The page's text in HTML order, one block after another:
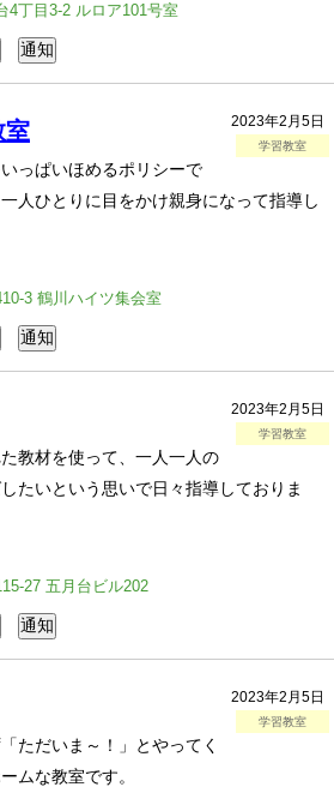
4丁目3-2 ルロア101号室
2023年2月5日
学習教室
室
っぱいほめるポリシーで
人ひとりに目をかけ親身になって指導し
3 鶴川ハイツ集会室
2023年2月5日
学習教室
教材を使って、一人一人の
たいという思いで日々指導しておりま
27 五月台ビル202
2023年2月5日
学習教室
ただいま～！」とやってく
ムな教室です。